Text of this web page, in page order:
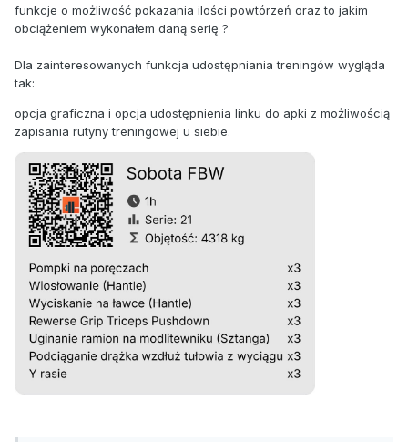
funkcje o możliwość pokazania ilości powtórzeń oraz to jakim
obciążeniem wykonałem daną serię ?
Dla zainteresowanych funkcja udostępniania treningów wygląda
tak:
opcja graficzna i opcja udostępnienia linku do apki z możliwością
zapisania rutyny treningowej u siebie.